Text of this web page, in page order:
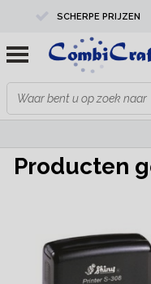
SCHERPE PRIJZEN
PROFESSIONELE
EXPERTS IN
Producten